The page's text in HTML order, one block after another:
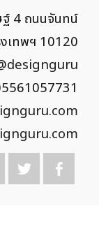
ฐ์ 4 ถนนจันทน์
เทพฯ 10120